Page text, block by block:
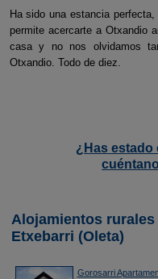
Ha sido una estancia
permite acercarte a Otxandio
casa y no nos olvidamos
Otxandio. Todo de diez.
¿Has estado
Alojamientos
Etxebarri (Oleta)
Gorosarri